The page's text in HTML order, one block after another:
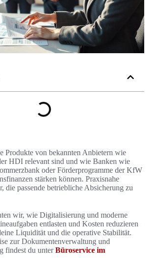
Produkte von bekannten Anbietern wie
HDI relevant sind und wie Banken wie
oder Förderprogramme der KfW
stärken können. Praxisnahe
die passende betriebliche Absicherung zu
wir, wie Digitalisierung und moderne
entlasten und Kosten reduzieren
Liquidität und die operative Stabilität.
zur Dokumentenverwaltung und
findest du unterBüroservice im